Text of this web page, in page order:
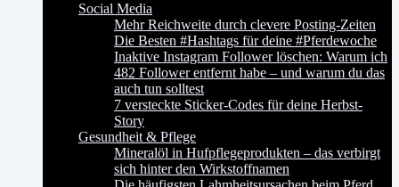
Social Media
Mehr Reichweite durch clevere Posting-Zeiten
Die Besten #Hashtags für deine #Pferdewoche
Inaktive Instagram Follower löschen: Warum ich
482 Follower entfernt habe – und warum du das
auch tun solltest
7 versteckte Sticker-Codes für deine Herbst-
Story
Gesundheit & Pflege
Mineralöl in Hufpflegeprodukten – das verbirgt
sich hinter den Wirkstoffnamen